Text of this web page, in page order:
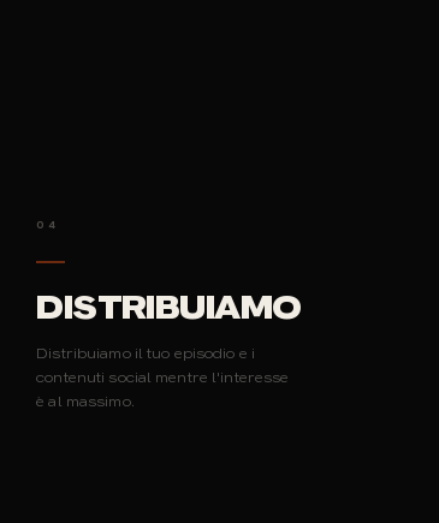
04
DISTRIBUIAMO
Distribuiamo il tuo episodio e i
contenuti social mentre l'interesse
è al massimo.